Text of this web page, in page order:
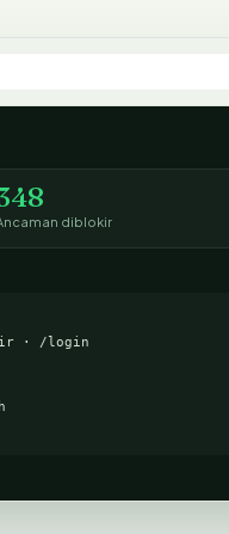
diblokir
· /login